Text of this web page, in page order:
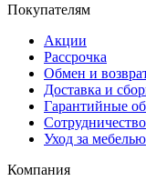
Покупателям
Акции
Рассрочка
Обмен и
Доставка и
Гарантийные
Уход за мебелью
Компания